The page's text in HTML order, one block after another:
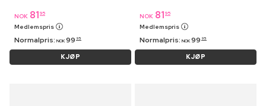
NOK 81 95
Medlemspris
Normalpris: NOK 99 95
KJØP
NOK 81 95
Medlemspris
Normalpris: NOK 99 95
KJØP